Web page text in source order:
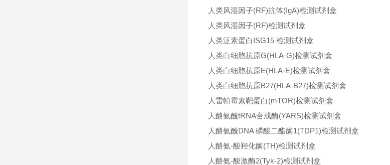
人类风湿因子(RF)抗体(IgA)检测试剂盒
人类风湿因子(RF)检测试剂盒
人类泛素蛋白ISG15 检测试剂盒
人类白细胞抗原G(HLA-G)检测试剂盒
人类白细胞抗原E(HLA-E)检测试剂盒
人类白细胞抗原B27(HLA-B27)检测试剂盒
人雷帕霉素靶蛋白(mTOR)检测试剂盒
人酪氨酰tRNA合成酶(YARS)检测试剂盒
人酪氨酰DNA 磷酸二酯酶1(TDP1)检测试剂盒
人酪氨-酸羟化酶(TH)检测试剂盒
人酪氨-酸激酶2(Tyk-2)检测试剂盒